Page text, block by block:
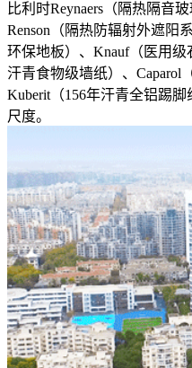
比利时Reynaers（隔热隔音
Renson（隔热防辐射外遮阳
环保地板）、Knauf（医用
汗青食物级墙纸）、Caparol
Kuberit（156年汗青全铝踢
尺度。